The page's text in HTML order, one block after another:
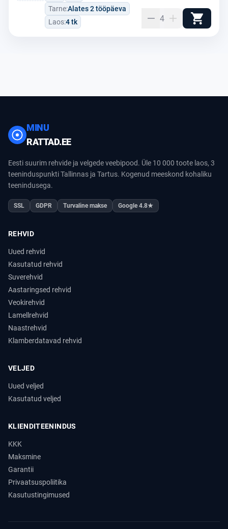
Tarne:Alates 2 tööpäeva
Laos:4 tk 4
MINU
RATTAD.EE
Eesti suurim rehvide ja velgede veebipood. Üle 10 000 toote laos, 3
teeninduspunkti Tallinnas ja Tartus. Kogenud meeskond kohaliku
teenindusega.
SSL GDPR Turvaline makse Google 4.8★
REHVID
Uued rehvid
Kasutatud rehvid
Suverehvid
Aastaringsed rehvid
Veokirehvid
Lamellrehvid
Naastrehvid
Klamberdatavad rehvid
VELJED
Uued veljed
Kasutatud veljed
KLIENDITEENINDUS
KKK
Maksmine
Garantii
Privaatsuspoliitika
Kasutustingimused